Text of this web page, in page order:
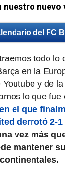
nuestro nuevo
del FC
todo lo
en la
Youtube y de
lo que fue
en el que
derrotó 2-
vez más
mantener